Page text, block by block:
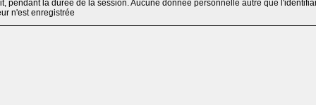
pendant la durée de la session. Aucune donnée personnelle autre que
n'est enregistrée